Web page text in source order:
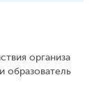
организа
образователь